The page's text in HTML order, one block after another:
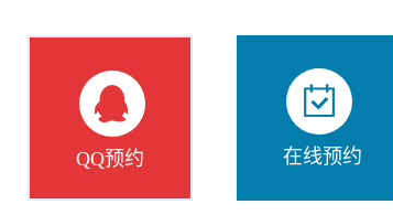
QQ预约 在线预约